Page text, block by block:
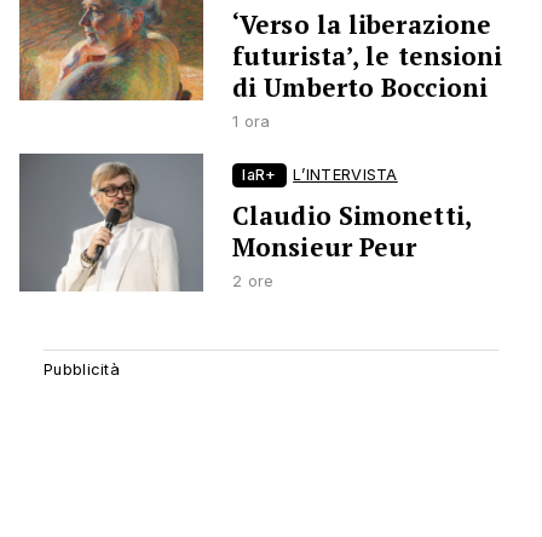
‘Verso la liberazione
futurista’, le tensioni
di Umberto Boccioni
1 ora
laR+ L’INTERVISTA
Claudio Simonetti,
Monsieur Peur
2 ore